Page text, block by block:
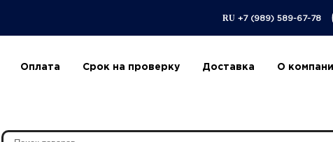
RU +7 (989) 589-67-78
Оплата Срок на проверку Доставка О